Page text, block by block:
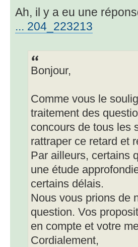
Ah, il y a eu une
... 204_223213
Bonjour,
Comme vous le
traitement des
concours de tous les
rattraper ce retard et
Par ailleurs, certains
une étude
certains délais.
Nous vous prions de
question. Vos
en compte et votre
Cordialement,